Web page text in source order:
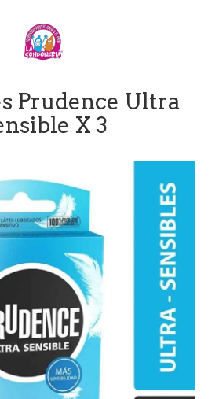
Prudence Ultra
X 3